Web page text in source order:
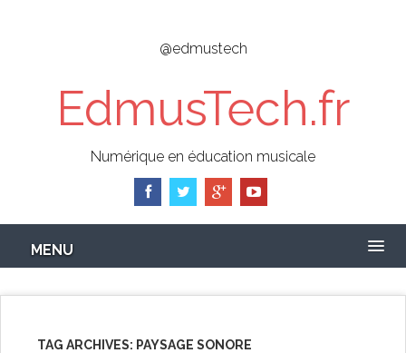
@edmustech
EdmusTech.fr
Numérique en éducation musicale
MENU
TAG ARCHIVES: PAYSAGE SONORE